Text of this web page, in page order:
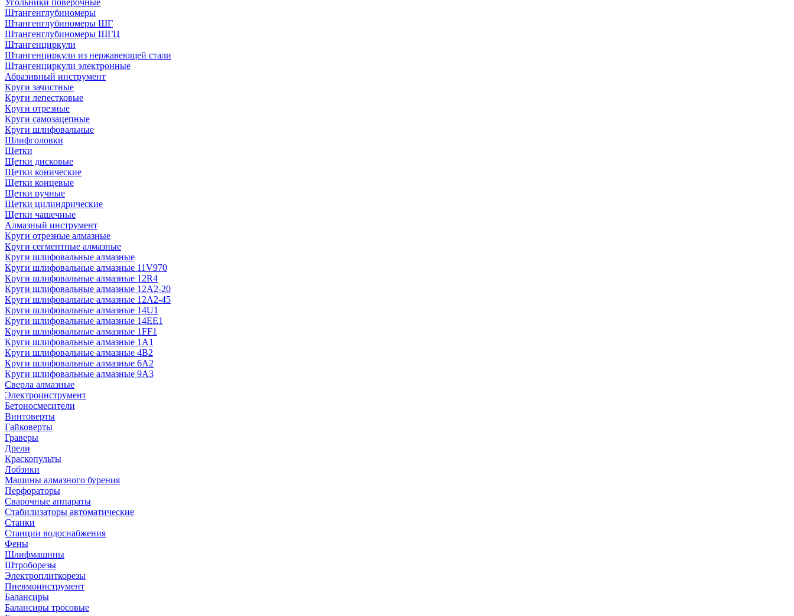
Угольники поверочные
Штангенглубиномеры
Штангенглубиномеры ШГ
Штангенглубиномеры ШГЦ
Штангенциркули
Штангенциркули из нержавеющей стали
Штангенциркули электронные
Абразивный инструмент
Круги зачистные
Круги лепестковые
Круги отрезные
Круги самозацепные
Круги шлифовальные
Шлифголовки
Щетки
Щетки дисковые
Щетки конические
Щетки концевые
Щетки ручные
Щетки цилиндрические
Щетки чашечные
Алмазный инструмент
Круги отрезные алмазные
Круги сегментные алмазные
Круги шлифовальные алмазные
Круги шлифовальные алмазные 11V970
Круги шлифовальные алмазные 12R4
Круги шлифовальные алмазные 12А2-20
Круги шлифовальные алмазные 12А2-45
Круги шлифовальные алмазные 14U1
Круги шлифовальные алмазные 14ЕЕ1
Круги шлифовальные алмазные 1FF1
Круги шлифовальные алмазные 1А1
Круги шлифовальные алмазные 4В2
Круги шлифовальные алмазные 6A2
Круги шлифовальные алмазные 9А3
Сверла алмазные
Электроинструмент
Бетоносмесители
Винтоверты
Гайковерты
Граверы
Дрели
Краскопульты
Лобзики
Машины алмазного бурения
Перфораторы
Сварочные аппараты
Стабилизаторы автоматические
Станки
Станции водоснабжения
Фены
Шлифмашины
Штроборезы
Электроплиткорезы
Пневмоинструмент
Балансиры
Балансиры тросовые